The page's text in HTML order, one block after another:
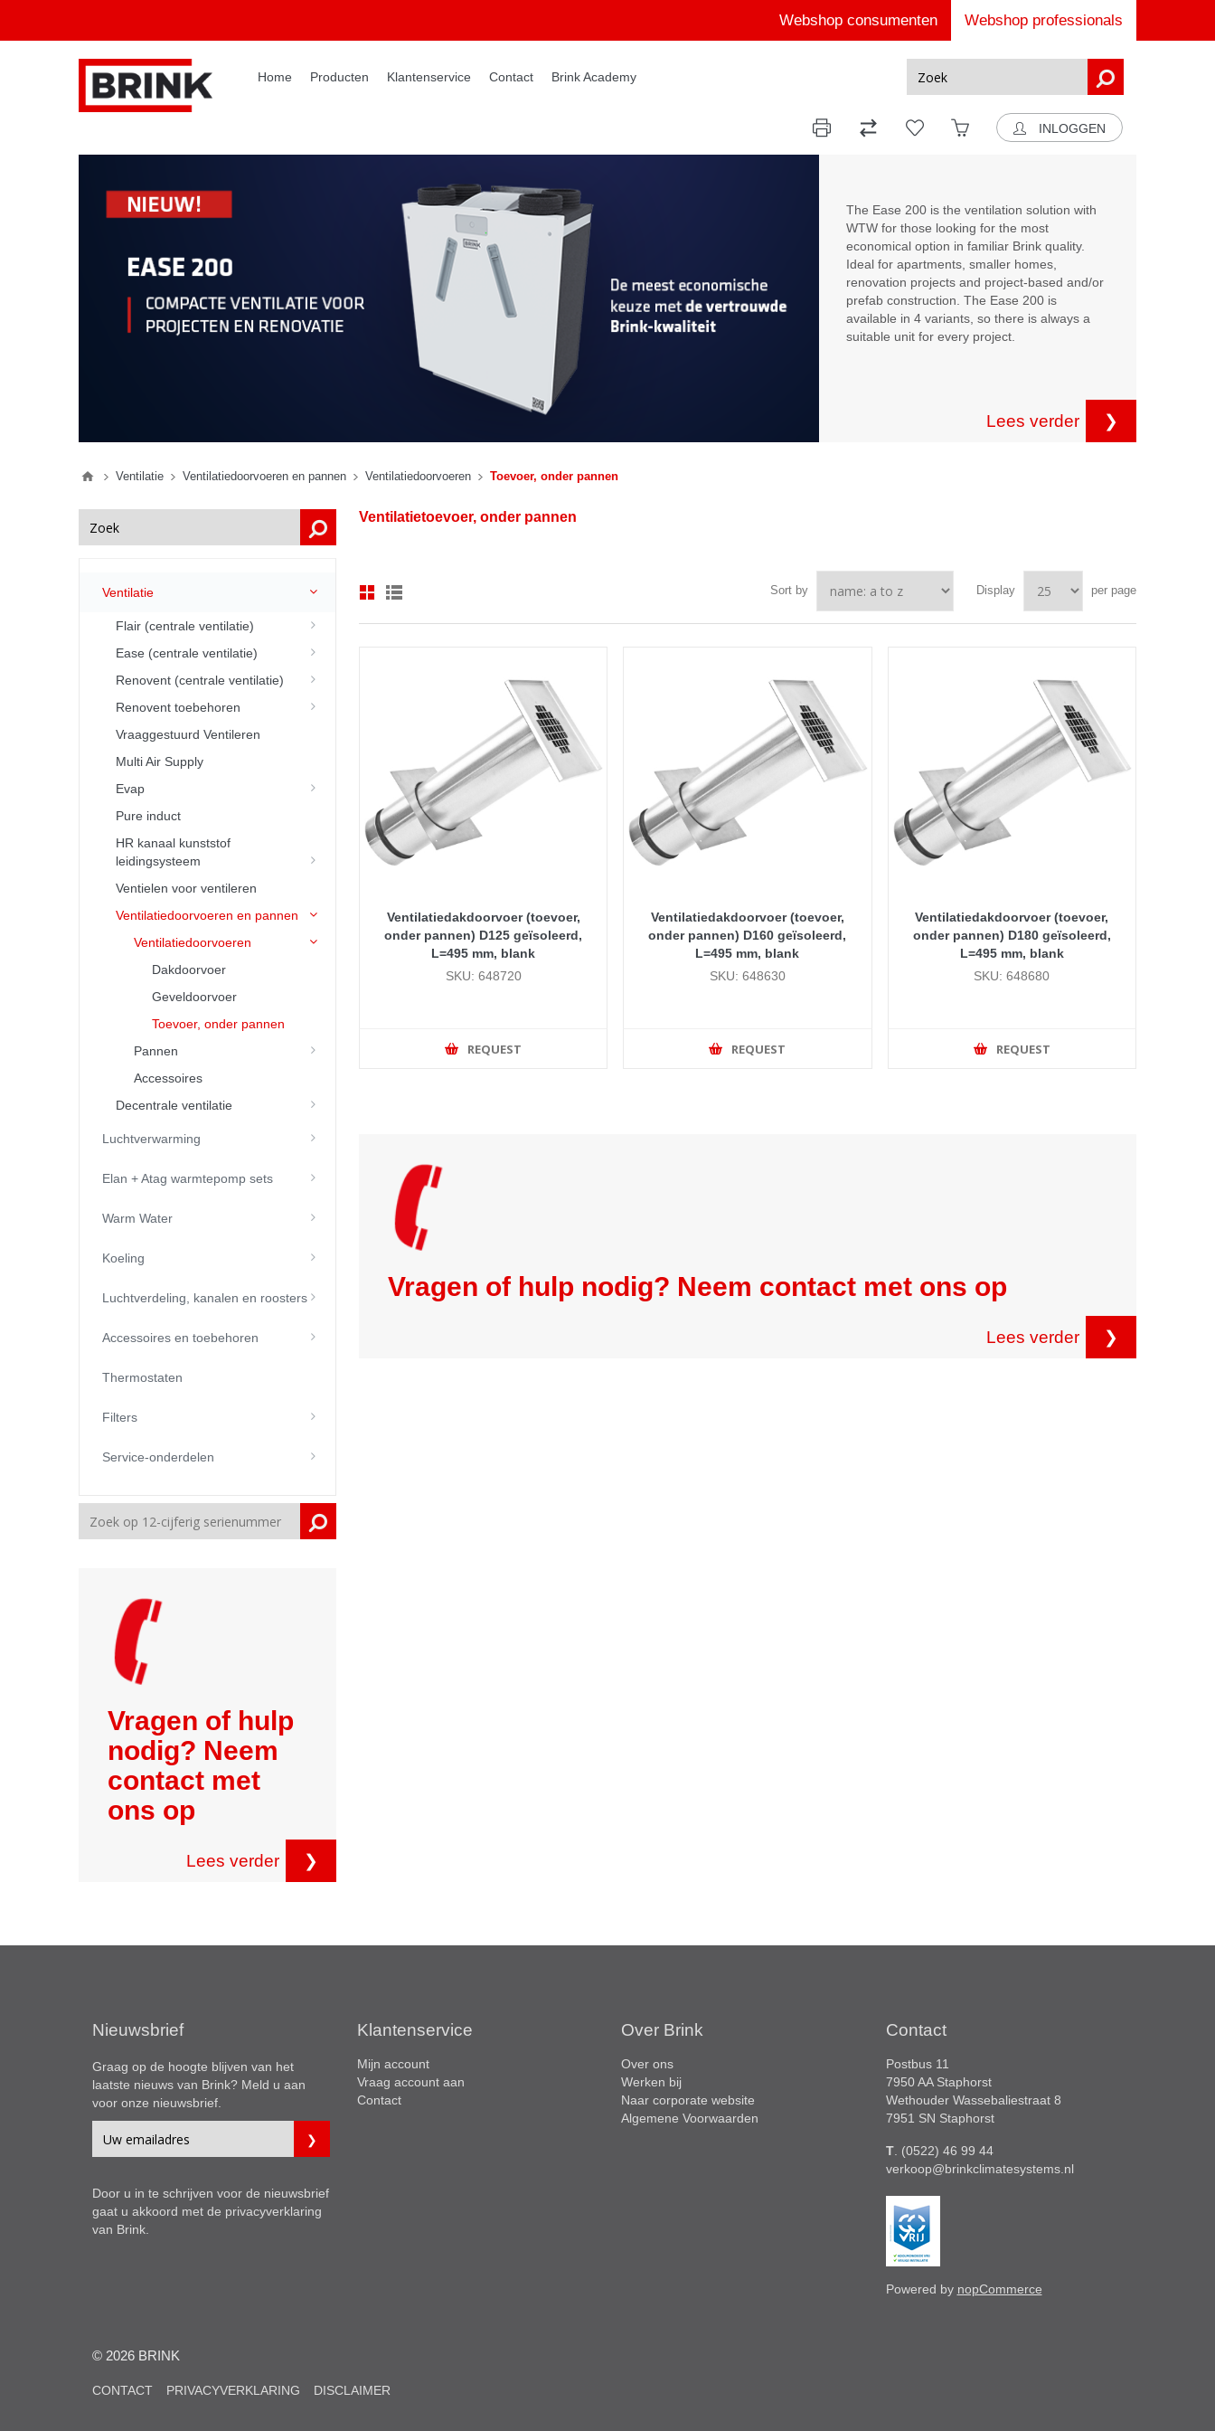
Webshop consumenten Webshop professionals
Home Producten Klantenservice Contact Brink Academy
INLOGGEN
The Ease 200 is the ventilation solution with
WTW for those looking for the most
economical option in familiar Brink quality.
Ideal for apartments, smaller homes,
renovation projects and project-based and/or
prefab construction. The Ease 200 is
available in 4 variants, so there is always a
suitable unit for every project.
Lees verder ❯
Ventilatie Ventilatiedoorvoeren en pannen Ventilatiedoorvoeren Toevoer, onder pannen
Ventilatietoevoer, onder pannen
Sort by Display per page
Ventilatiedakdoorvoer (toevoer,
onder pannen) D125 geïsoleerd,
L=495 mm, blank
SKU: 648720
REQUEST
Ventilatiedakdoorvoer (toevoer,
onder pannen) D160 geïsoleerd,
L=495 mm, blank
SKU: 648630
REQUEST
Ventilatiedakdoorvoer (toevoer,
onder pannen) D180 geïsoleerd,
L=495 mm, blank
SKU: 648680
REQUEST
Vragen of hulp nodig? Neem contact met ons op
Lees verder ❯
Ventilatie
Flair (centrale ventilatie)
Ease (centrale ventilatie)
Renovent (centrale ventilatie)
Renovent toebehoren
Vraaggestuurd Ventileren
Multi Air Supply
Evap
Pure induct
HR kanaal kunststof
leidingsysteem
Ventielen voor ventileren
Ventilatiedoorvoeren en pannen
Ventilatiedoorvoeren
Dakdoorvoer
Geveldoorvoer
Toevoer, onder pannen
Pannen
Accessoires
Decentrale ventilatie
Luchtverwarming
Elan + Atag warmtepomp sets
Warm Water
Koeling
Luchtverdeling, kanalen en roosters
Accessoires en toebehoren
Thermostaten
Filters
Service-onderdelen
Vragen of hulp
nodig? Neem
contact met
ons op
Lees verder ❯
Nieuwsbrief
Graag op de hoogte blijven van het
laatste nieuws van Brink? Meld u aan
voor onze nieuwsbrief.
Door u in te schrijven voor de nieuwsbrief
gaat u akkoord met de privacyverklaring
van Brink.
Klantenservice
Mijn account
Vraag account aan
Contact
Over Brink
Over ons
Werken bij
Naar corporate website
Algemene Voorwaarden
Contact
Postbus 11
7950 AA Staphorst
Wethouder Wassebaliestraat 8
7951 SN Staphorst
T. (0522) 46 99 44
verkoop@brinkclimatesystems.nl
Powered by nopCommerce
© 2026 BRINK
CONTACT PRIVACYVERKLARING DISCLAIMER